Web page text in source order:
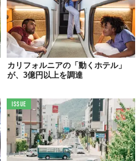
カリフォルニアの「動くホテル」
が、3億円以上を調達
ISSUE